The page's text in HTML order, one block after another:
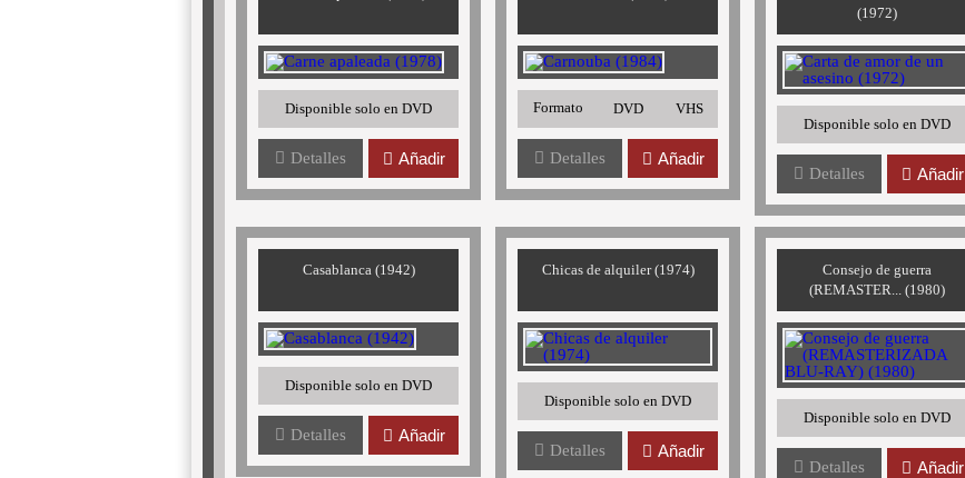
Disponible solo en DVD
Detalles Añadir
Formato DVD VHS
Detalles Añadir
(1972)
Disponible solo en DVD
Detalles Añadir
Casablanca (1942)
Disponible solo en DVD
Detalles Añadir
Chicas de alquiler (1974)
Disponible solo en DVD
Detalles Añadir
Consejo de guerra
(REMASTER... (1980)
Disponible solo en DVD
Detalles Añadir